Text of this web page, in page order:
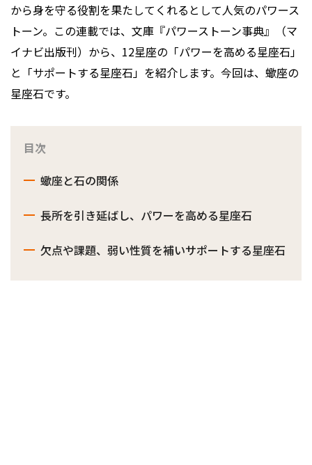
から身を守る役割を果たしてくれるとして人気のパワース
トーン。この連載では、文庫『パワーストーン事典』（マ
イナビ出版刊）から、12星座の「パワーを高める星座石」
と「サポートする星座石」を紹介します。今回は、蠍座の
星座石です。
目次
蠍座と石の関係
長所を引き延ばし、パワーを高める星座石
欠点や課題、弱い性質を補いサポートする星座石